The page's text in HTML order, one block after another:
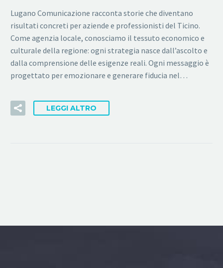
Lugano Comunicazione racconta storie che diventano
risultati concreti per aziende e professionisti del Ticino.
Come agenzia locale, conosciamo il tessuto economico e
culturale della regione: ogni strategia nasce dall’ascolto e
dalla comprensione delle esigenze reali. Ogni messaggio è
progettato per emozionare e generare fiducia nel…
LEGGI ALTRO